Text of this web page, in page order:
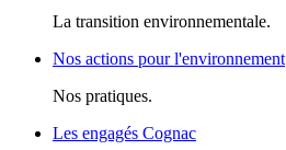
La transition environnementale.
Nos actions pour l'environnement
Nos pratiques.
Les engagés Cognac